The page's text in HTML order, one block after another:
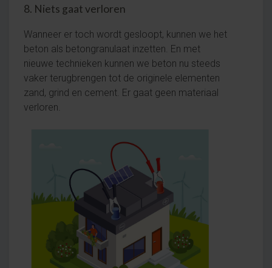
8. Niets gaat verloren
Wanneer er toch wordt gesloopt, kunnen we het
beton als betongranulaat inzetten. En met
nieuwe technieken kunnen we beton nu steeds
vaker terugbrengen tot de originele elementen
zand, grind en cement. Er gaat geen materiaal
verloren.